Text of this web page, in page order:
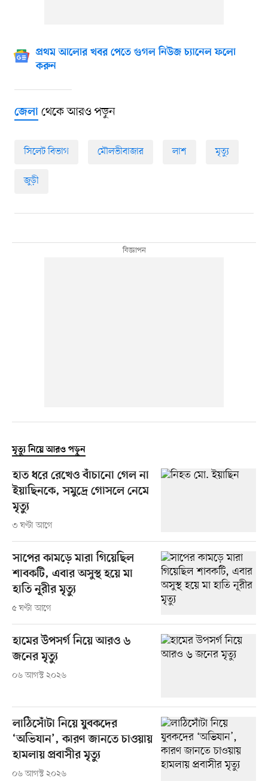
প্রথম আলোর খবর পেতে গুগল নিউজ চ্যানেল ফলো
করুন
জেলাথেকে আরও পড়ুন
সিলেট বিভাগ মৌলভীবাজার লাশ মৃত্যু
জুড়ী
মৃত্যু নিয়ে আরও পড়ুন
হাত ধরে রেখেও বাঁচানো গেল না
ইয়াছিনকে, সমুদ্রে গোসলে নেমে
মৃত্যু
৩ ঘণ্টা আগে
সাপের কামড়ে মারা গিয়েছিল
শাবকটি, এবার অসুস্থ হয়ে মা
হাতি নূরীর মৃত্যু
৫ ঘণ্টা আগে
হামের উপসর্গ নিয়ে আরও ৬
জনের মৃত্যু
০৬ আগস্ট ২০২৬
লাঠিসোঁটা নিয়ে যুবকদের
‘অভিযান’, কারণ জানতে চাওয়ায়
হামলায় প্রবাসীর মৃত্যু
০৬ আগস্ট ২০২৬